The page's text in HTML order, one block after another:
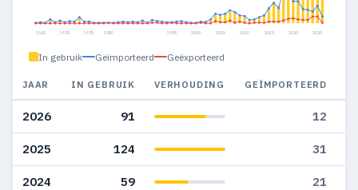
1965 1970 1975 1980 1995 2000 2005 2010 2015 2020 2025
In gebruik Geïmporteerd Geëxporteerd
JAAR IN GEBRUIK VERHOUDING GEÏMPORTEERD
2026 91 12
2025 124 31
2024 59 21